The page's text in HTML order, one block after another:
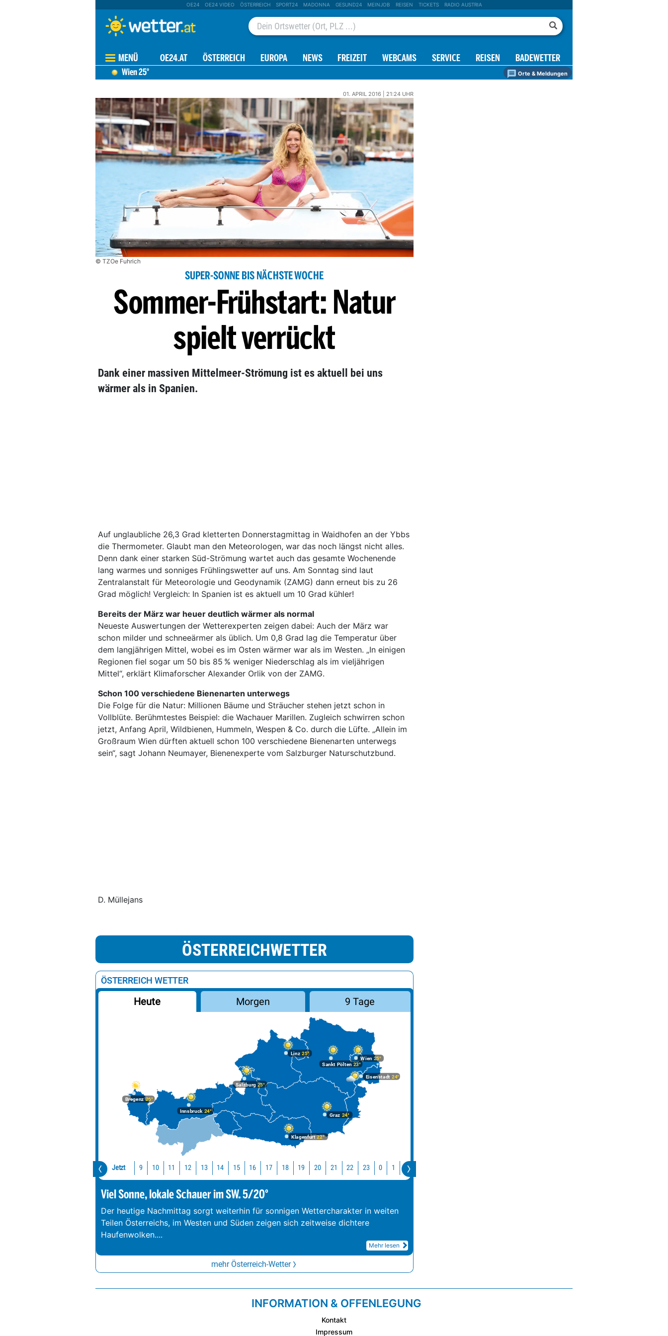
OE24 OE24 VIDEO ÖSTERREICH SPORT24 MADONNA GESUND24 MEINJOB REISEN TICKETS RADIO AUSTRIA
MENÜ OE24.AT ÖSTERREICH EUROPA NEWS FREIZEIT WEBCAMS SERVICE REISEN BADEWETTER
Wien25° Orte & Meldungen
01. APRIL 2016 | 21:24 UHR
© TZOe Fuhrich
SUPER-SONNE BIS NÄCHSTE WOCHE
Sommer-Frühstart: Natur
spielt verrückt
Dank einer massiven Mittelmeer-Strömung ist es aktuell bei uns
wärmer als in Spanien.
Auf unglaubliche 26,3 Grad kletterten Donnerstagmittag in Waidhofen an der Ybbs
die Thermometer. Glaubt man den Meteorologen, war das noch längst nicht alles.
Denn dank einer starken Süd-Strömung wartet auch das gesamte Wochenende
lang warmes und sonniges Frühlingswetter auf uns. Am Sonntag sind laut
Zentralanstalt für Meteorologie und Geodynamik (ZAMG) dann erneut bis zu 26
Grad möglich! Vergleich: In Spanien ist es aktuell um 10 Grad kühler!
Bereits der März war heuer deutlich wärmer als normal
Neueste Auswertungen der Wetterexperten zeigen dabei: Auch der März war
schon milder und schnee­ärmer als üblich. Um 0,8 Grad lag die Temperatur über
dem langjährigen Mittel, wobei es im Osten wärmer war als im Westen. „In einigen
Regionen fiel sogar um 50 bis 85 % weniger Niederschlag als im vieljährigen
Mittel“, erklärt Klimaforscher Alexander Orlik von der ZAMG.
Schon 100 verschiedene Bienenarten unterwegs
Die Folge für die Natur: Millionen Bäume und Sträucher stehen jetzt schon in
Vollblüte. Berühmtestes Beispiel: die Wachauer Marillen. Zugleich schwirren schon
jetzt, Anfang April, Wildbienen, Hummeln, Wespen & Co. durch die Lüfte. „Allein im
Großraum Wien dürften aktuell schon 100 verschiedene Bienenarten unterwegs
sein“, sagt Johann Neumayer, Bienenexperte vom Salzburger Naturschutzbund.
D. Müllejans
ÖSTERREICHWETTER
ÖSTERREICH WETTER
Heute Morgen 9 Tage
Bregenz26°
Graz 24°
Innsbruck24°
Klagenfurt22°
Linz 25°
Salzburg25°
Wien 25°
Eisenstadt 24°
Sankt Pölten 23°
Jetzt 9 10 11 12 13 14 15 16 17 18 19 20 21 22 23 0 1 2
Viel Sonne, lokale Schauer im SW. 5/20°
Der heutige Nachmittag sorgt weiterhin für sonnigen Wettercharakter in weiten
Teilen Österreichs, im Westen und Süden zeigen sich zeitweise dichtere
Haufenwolken....
Mehr lesen
mehr Österreich-Wetter
INFORMATION & OFFENLEGUNG
Kontakt
Impressum